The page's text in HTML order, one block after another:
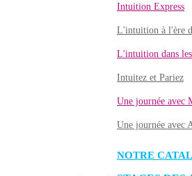
Intuition Express
L'intuition à l'ère
L'intuition dans
Intuitez et Pariez
Une journée avec
Une journée avec
NOTRE